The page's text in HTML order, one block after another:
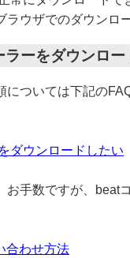
ウザでのダウンロ
ーをダウンロー
ついては下記の
ダウンロードしたい
手数ですが、beat
合わせ方法